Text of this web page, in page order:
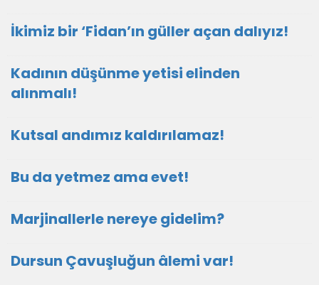
İkimiz bir ‘Fidan’ın güller açan dalıyız!
Kadının düşünme yetisi elinden
alınmalı!
Kutsal andımız kaldırılamaz!
Bu da yetmez ama evet!
Marjinallerle nereye gidelim?
Dursun Çavuşluğun âlemi var!